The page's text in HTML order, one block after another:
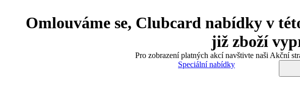
Omlouváme se, Clubcard nabídky v
již zboží
Pro zobrazení platných akcí navštivte naši Akční
Speciální nabídky